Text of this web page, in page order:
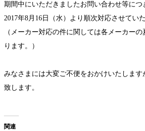
期間中にいただきましたお問い合わせ等につ
2017年8月16日（水）より順次対応させてい
（メーカー対応の件に関しては各メーカー
ります。）
みなさまには大変ご不便をおかけいたしま
致します。
関連